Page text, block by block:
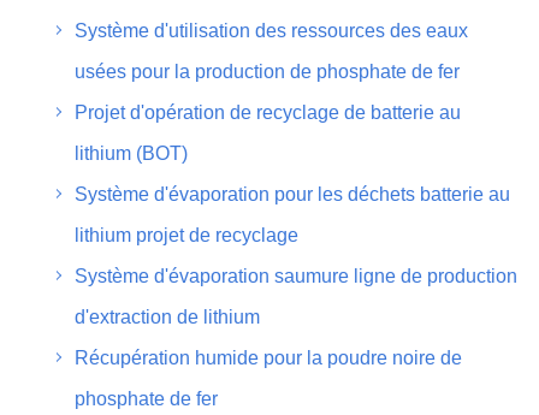
Système d'utilisation des ressources des eaux
usées pour la production de phosphate de fer
Projet d'opération de recyclage de batterie au
lithium (BOT)
Système d'évaporation pour les déchets batterie au
lithium projet de recyclage
Système d'évaporation saumure ligne de production
d'extraction de lithium
Récupération humide pour la poudre noire de
phosphate de fer